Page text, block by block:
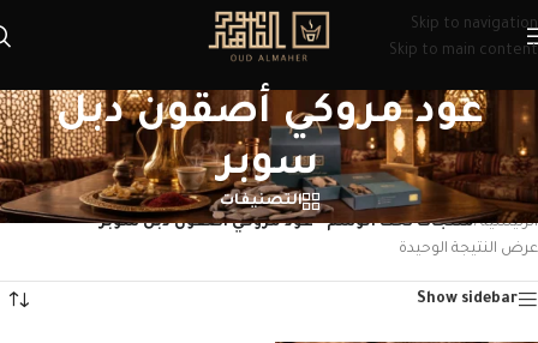
Skip to navigation
Skip to main content
عود مروكي أصقون دبل
سوبر
التصنيفات
الرئيسية/منتجات تحت الوسم “عود مروكي أصقون دبل سوبر”
عرض النتيجة الوحيدة
Show sidebar